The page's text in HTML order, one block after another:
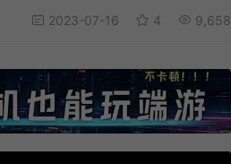
2023-07-16 4 9,658